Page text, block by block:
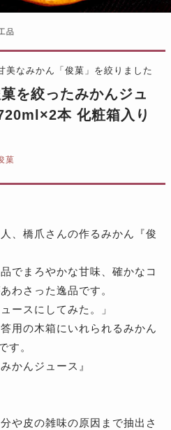
品
なみかん「俊菓」を絞りました
を絞ったみかんジュ
本 化粧箱入り
菓
、橋爪さんの作るみかん『俊
でまろやかな甘味、確かなコ
わさった逸品です。
ースにしてみた。」
用の木箱にいれられるみかん
す。
かんジュース』
や皮の雑味の原因まで抽出さ